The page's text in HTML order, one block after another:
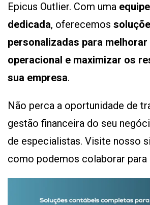
Epicus Outlier. Com uma
dedicada, oferecemos
personalizadas para
operacional e maximizar os
sua empresa.
Não perca a oportunidade de
gestão financeira do seu
de especialistas. Visite nosso
como podemos colaborar para